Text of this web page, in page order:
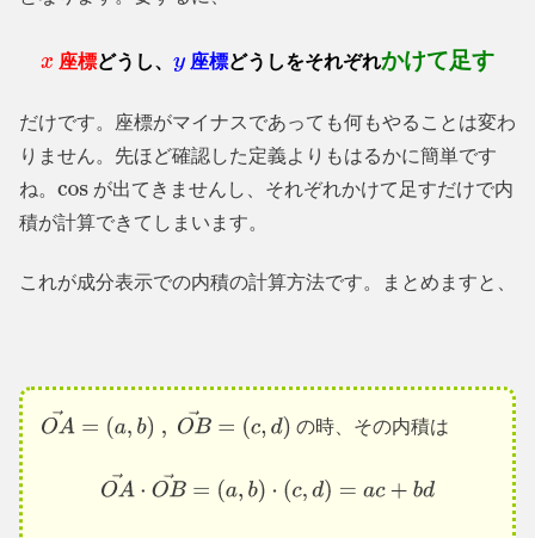
x 座標どうし、y座標どうしをそれぞれかけて足す
だけです。座標がマイナスであっても何もやることは変わ
りません。先ほど確認した定義よりもはるかに簡単です
ね。 cosが出てきませんし、それぞれかけて足すだけで内
積が計算できてしまいます。
これが成分表示での内積の計算方法です。まとめますと、
OA→= a,b) , OB →=( c,d ) の時、その内積は
OA→ OB→ =(a b )⋅(c ,d) =ac +bd